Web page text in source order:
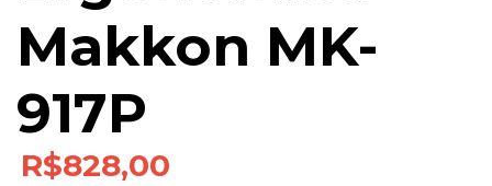
Makkon MK-
917P
R$828,00